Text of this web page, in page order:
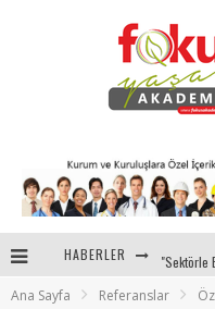
HABERLER
Parasını
Ana Sayfa Referanslar